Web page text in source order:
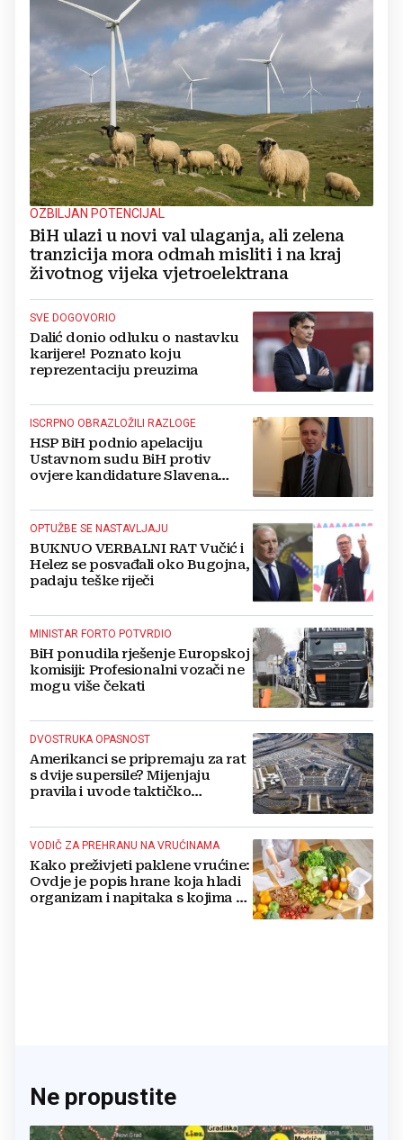
OZBILJAN POTENCIJAL
BiH ulazi u novi val ulaganja, ali zelena
tranzicija mora odmah misliti i na kraj
životnog vijeka vjetroelektrana
SVE DOGOVORIO
Dalić donio odluku o nastavku
karijere! Poznato koju
reprezentaciju preuzima
ISCRPNO OBRAZLOŽILI RAZLOGE
HSP BiH podnio apelaciju
Ustavnom sudu BiH protiv
ovjere kandidature Slavena
OPTUŽBE SE NASTAVLJAJU
BUKNUO VERBALNI RAT Vučić i
Helez se posvađali oko Bugojna,
padaju teške riječi
MINISTAR FORTO POTVRDIO
BiH ponudila rješenje Europskoj
komisiji: Profesionalni vozači ne
mogu više čekati
DVOSTRUKA OPASNOST
Amerikanci se pripremaju za rat
s dvije supersile? Mijenjaju
pravila i uvode taktičko
VODIČ ZA PREHRANU NA VRUĆINAMA
Kako preživjeti paklene vrućine:
Ovdje je popis hrane koja hladi
organizam i napitaka s kojima si
Ne propustite